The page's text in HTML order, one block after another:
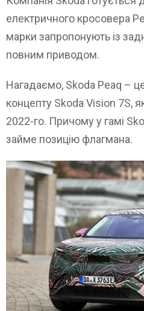
електричного кросовера
марки запропонують із
повним приводом.
Нагадаємо, Skoda Peaq –
концепту Skoda Vision 7S,
2022-го. Причому у гамі
займе позицію флагмана.